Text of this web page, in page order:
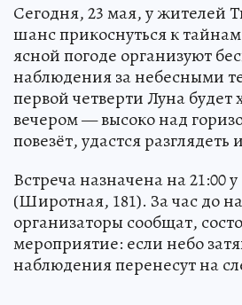
Сегодня, 23 мая, у жителей
шанс прикоснуться к
ясной погоде организуют
наблюдения за небесными
первой четверти Луна
вечером — высоко над
повезёт, удастся
Встреча назначена на
(Широтная, 181). За час до
организаторы сообщат,
мероприятие: если небо
наблюдения перенесут на